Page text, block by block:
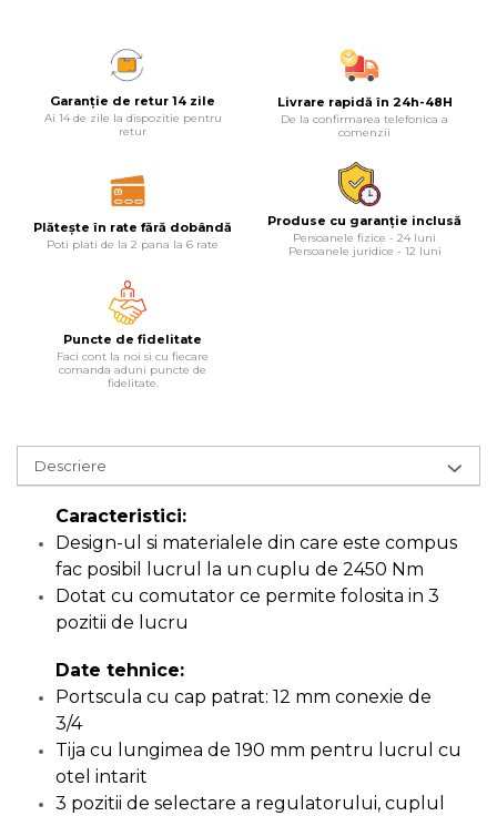
Cric Manual
Ulei Hidraulic
Troliu
Cheie & Adaptor Dinamometric
Echipamente de Siguranta Auto
Stetoscop Auto
Tester Compresie Auto
Truse reparatii anvelope
Dispozitiv Aerisire & Schimbare
Lichid Frana
Chingi Auto & Coarde Elastice
Scripete Manual
Banc de lucru – tamplarie
Perie de Sarma
Capsator Manual
Poansoane Cifre & Litere
Nicovala fierarie
Scari
Echipamente de Lucru &
Protectia Muncii
Multidetector
Pistol Spuma Poliuretanica
Fierastraie Electrice
Fierastrau cu banda vertical
Foarfeci Electrice
Aspiratoare Profesionale &
Dezumidificatoare de Aer
Profesionale Industriale
Statii & Masini Universale de
Aparate de masurat digitale &
Telemetru laser
Pistoale & Capsatoare Electrice
Aparat / dispozitiv ascutit lant
drujba si accesorii
Masini de Ascutit Panza Circular
Garanție de retur 14 zile
Ai 14 de zile la dispozitie pentru
retur
Livrare rapidă în 24h-48H
De la confirmarea telefonica a
comenzii
Plătește în rate fără dobândă
Poti plati de la 2 pana la 6 rate
Produse cu garanție inclusă
Persoanele fizice - 24 luni
Persoanele juridice - 12 luni
Puncte de fidelitate
Faci cont la noi si cu fiecare
comanda aduni puncte de
fidelitate.
Descriere
Caracteristici:
Design-ul si materialele din care este compus
fac posibil lucrul la un cuplu de 2450 Nm
Dotat cu comutator ce permite folosita in 3
pozitii de lucru
Date tehnice:
Portscula cu cap patrat: 12 mm conexie de
3/4
Tija cu lungimea de 190 mm pentru lucrul cu
otel intarit
3 pozitii de selectare a regulatorului, cuplul